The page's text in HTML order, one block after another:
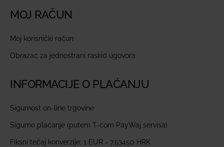
MOJ RAČUN
Moj korisnički račun
Obrazac za jednostrani raskid ugovora
INFORMACIJE O PLAĆANJU
Sigurnost on-line trgovine
Sigurno plaćanje (putem T-com PayWaj servisa)
Fiksni tečaj konverzije: 1 EUR = 7,53450 HRK